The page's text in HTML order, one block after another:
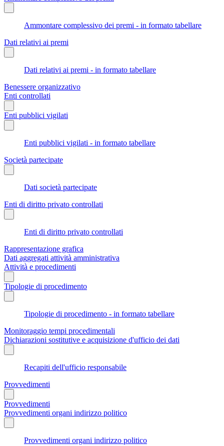
Ammontare complessivo dei premi - in formato tabellare
Dati relativi ai premi
Dati relativi ai premi - in formato tabellare
Benessere organizzativo
Enti controllati
Enti pubblici vigilati
Enti pubblici vigilati - in formato tabellare
Società partecipate
Dati società partecipate
Enti di diritto privato controllati
Enti di diritto privato controllati
Rappresentazione grafica
Dati aggregati attività amministrativa
Attività e procedimenti
Tipologie di procedimento
Tipologie di procedimento - in formato tabellare
Monitoraggio tempi procedimentali
Dichiarazioni sostitutive e acquisizione d'ufficio dei dati
Recapiti dell'ufficio responsabile
Provvedimenti
Provvedimenti
Provvedimenti organi indirizzo politico
Provvedimenti organi indirizzo politico